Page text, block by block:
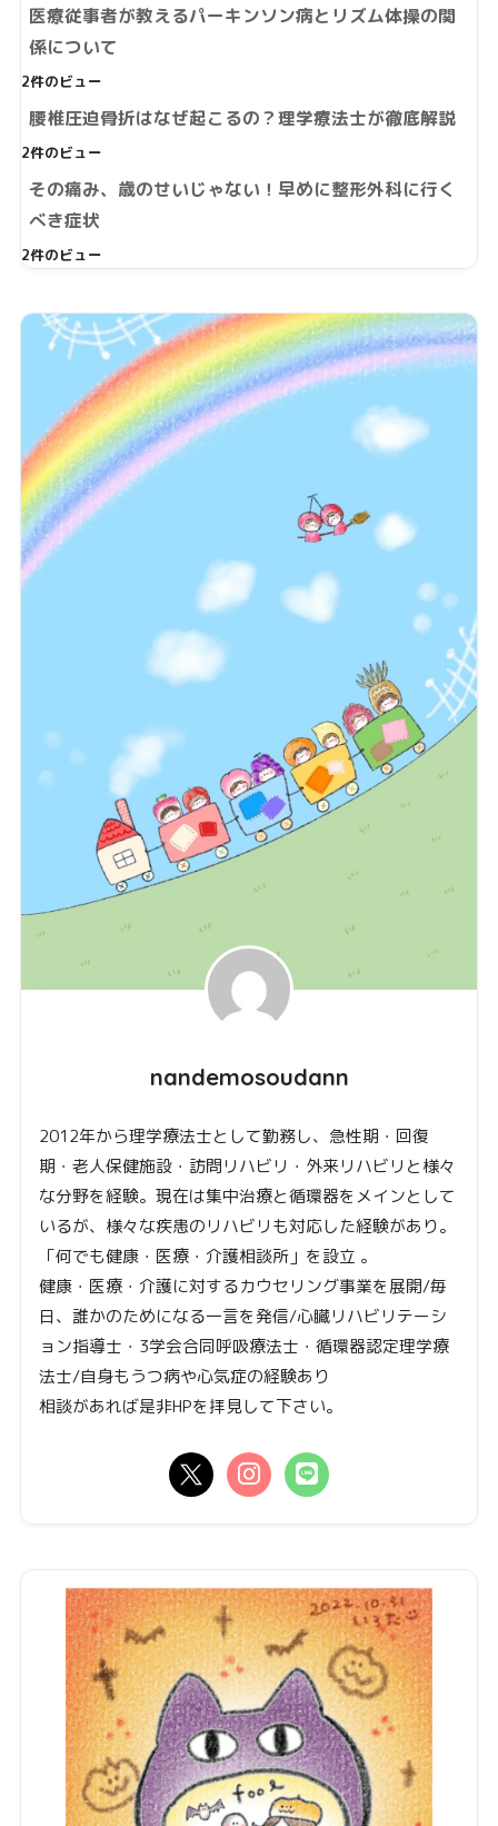
医療従事者が教えるパーキンソン病とリズム体操の関
係について
2件のビュー
腰椎圧迫骨折はなぜ起こるの？理学療法士が徹底解説
2件のビュー
その痛み、歳のせいじゃない！早めに整形外科に行く
べき症状
2件のビュー
nandemosoudann
2012年から理学療法士として勤務し、急性期・回復
期・老人保健施設・訪問リハビリ・外来リハビリと様々
な分野を経験。現在は集中治療と循環器をメインとして
いるが、様々な疾患のリハビリも対応した経験があり。
「何でも健康・医療・介護相談所」を設立 。
健康・医療・介護に対するカウセリング事業を展開/毎
日、誰かのためになる一言を発信/心臓リハビリテーシ
ョン指導士・3学会合同呼吸療法士・循環器認定理学療
法士/自身もうつ病や心気症の経験あり
相談があれば是非HPを拝見して下さい。